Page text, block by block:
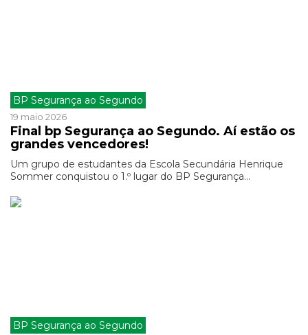
BP Segurança ao Segundo
19 maio 2026
Final bp Segurança ao Segundo. Aí estão os
grandes vencedores!
Um grupo de estudantes da Escola Secundária Henrique
Sommer conquistou o 1.º lugar do BP Segurança...
BP Segurança ao Segundo